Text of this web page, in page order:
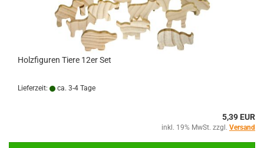
Holzfiguren Tiere 12er Set
Lieferzeit: ca. 3-4 Tage
5,39 EUR
inkl. 19% MwSt. zzgl. Versand